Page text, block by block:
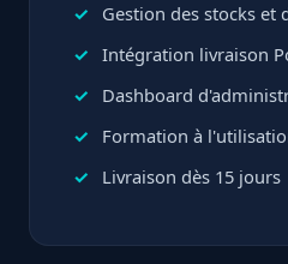
Gestion des stocks et
Intégration livraison
Dashboard
Formation à
Livraison dès 15 jours